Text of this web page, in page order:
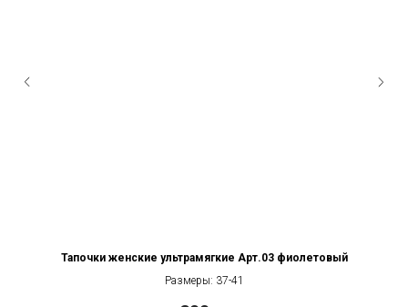
Тапочки женские ультрамягкие Арт.03 фиолетовый
Размеры: 37-41